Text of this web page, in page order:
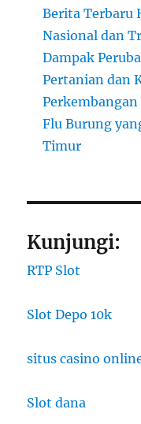
Berita Terbaru
Nasional dan
Dampak
Pertanian dan
Flu Burung
Timur
Kunjungi:
RTP Slot
Slot Depo 10k
situs casino
Slot dana